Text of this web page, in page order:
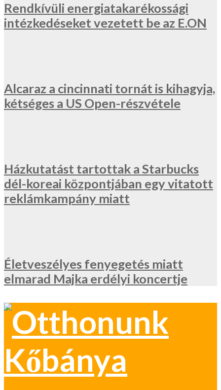
Rendkívüli energiatakarékossági
intézkedéseket vezetett be az E.ON
Alcaraz a cincinnati tornát is kihagyja,
kétséges a US Open-részvétele
Házkutatást tartottak a Starbucks
dél-koreai központjában egy vitatott
reklámkampány miatt
Életveszélyes fenyegetés miatt
elmarad Majka erdélyi koncertje